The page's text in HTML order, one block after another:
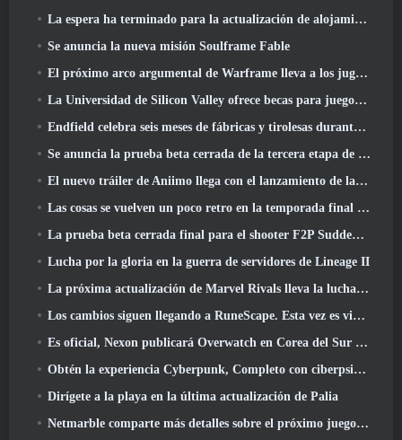
La espera ha terminado para la actualización de alojamiento para grandes jugadores de RuneScape
Se anuncia la nueva misión Soulframe Fable
El próximo arco argumental de Warframe lleva a los jugadores a un mapa estelar completamente nuevo, El sistema Tau
La Universidad de Silicon Valley ofrece becas para juegos y algunos de los requisitos son interesantes
Endfield celebra seis meses de fábricas y tirolesas durante su próxima actualización
Se anuncia la prueba beta cerrada de la tercera etapa de las batallas de infantería de Of War Thunder
El nuevo tráiler de Aniimo llega con el lanzamiento de la última prueba beta cerrada
Las cosas se vuelven un poco retro en la temporada final 11 Actualizar
La prueba beta cerrada final para el shooter F2P Sudden Attack Zero Point de Nexon comenzó hoy
Lucha por la gloria en la guerra de servidores de Lineage II
La próxima actualización de Marvel Rivals lleva la lucha a los dioses
Los cambios siguen llegando a RuneScape. Esta vez es vivienda para jugadores
Es oficial, Nexon publicará Overwatch en Corea del Sur en el futuro
Obtén la experiencia Cyberpunk, Completo con ciberpsicosis, En el próximo evento cruzado de Apex Legends
Dirígete a la playa en la última actualización de Palia
Netmarble comparte más detalles sobre el próximo juego de nivelación en solitario, Nivelación en solitario: KARMA en la Anime Expo